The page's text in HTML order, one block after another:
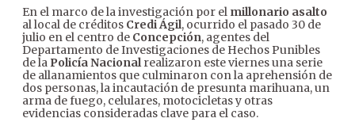
En el marco de la investigación por el millonario asalto
al local de créditos Credi Ágil, ocurrido el pasado 30 de
julio en el centro de Concepción, agentes del
Departamento de Investigaciones de Hechos Punibles
de la Policía Nacionalrealizaron este viernes una serie
de allanamientos que culminaron con la aprehensión de
dos personas, la incautación de presunta marihuana, un
arma de fuego, celulares, motocicletas y otras
evidencias consideradas clave para el caso.